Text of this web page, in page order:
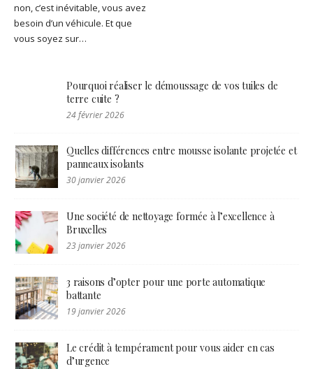
non, c’est inévitable, vous avez
besoin d’un véhicule. Et que
vous soyez sur…
Pourquoi réaliser le démoussage de vos tuiles de
terre cuite ?
24 février 2026
Quelles différences entre mousse isolante projetée et
panneaux isolants
30 janvier 2026
Une société de nettoyage formée à l’excellence à
Bruxelles
23 janvier 2026
3 raisons d’opter pour une porte automatique
battante
19 janvier 2026
Le crédit à tempérament pour vous aider en cas
d’urgence